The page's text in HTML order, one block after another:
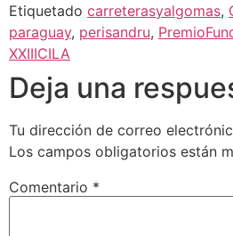
Etiquetado carreterasyalgomas,
paraguay, perisandru,
XXIIICILA
Deja una
Tu dirección de correo
Los campos obligatorios están
Comentario *